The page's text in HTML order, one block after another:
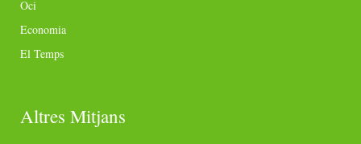
Oci
Economia
El Temps
Altres Mitjans